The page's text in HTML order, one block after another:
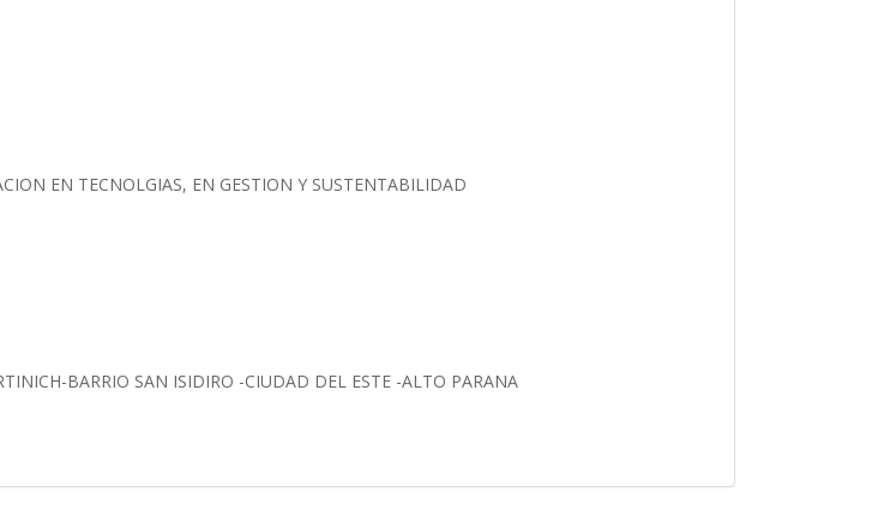
EN TECNOLGIAS, EN GESTION Y SUSTENTABILIDAD
BARRIO SAN ISIDIRO -CIUDAD DEL ESTE -ALTO PARANA